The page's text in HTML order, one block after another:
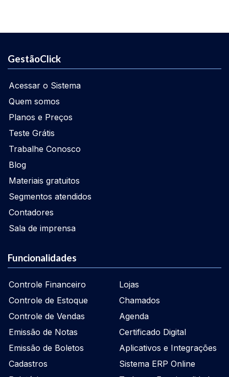
GestãoClick
Acessar o Sistema
Quem somos
Planos e Preços
Teste Grátis
Trabalhe Conosco
Blog
Materiais gratuitos
Segmentos atendidos
Contadores
Sala de imprensa
Funcionalidades
Controle Financeiro
Controle de Estoque
Controle de Vendas
Emissão de Notas
Emissão de Boletos
Cadastros
Lojas
Chamados
Agenda
Certificado Digital
Aplicativos e Integrações
Sistema ERP Online